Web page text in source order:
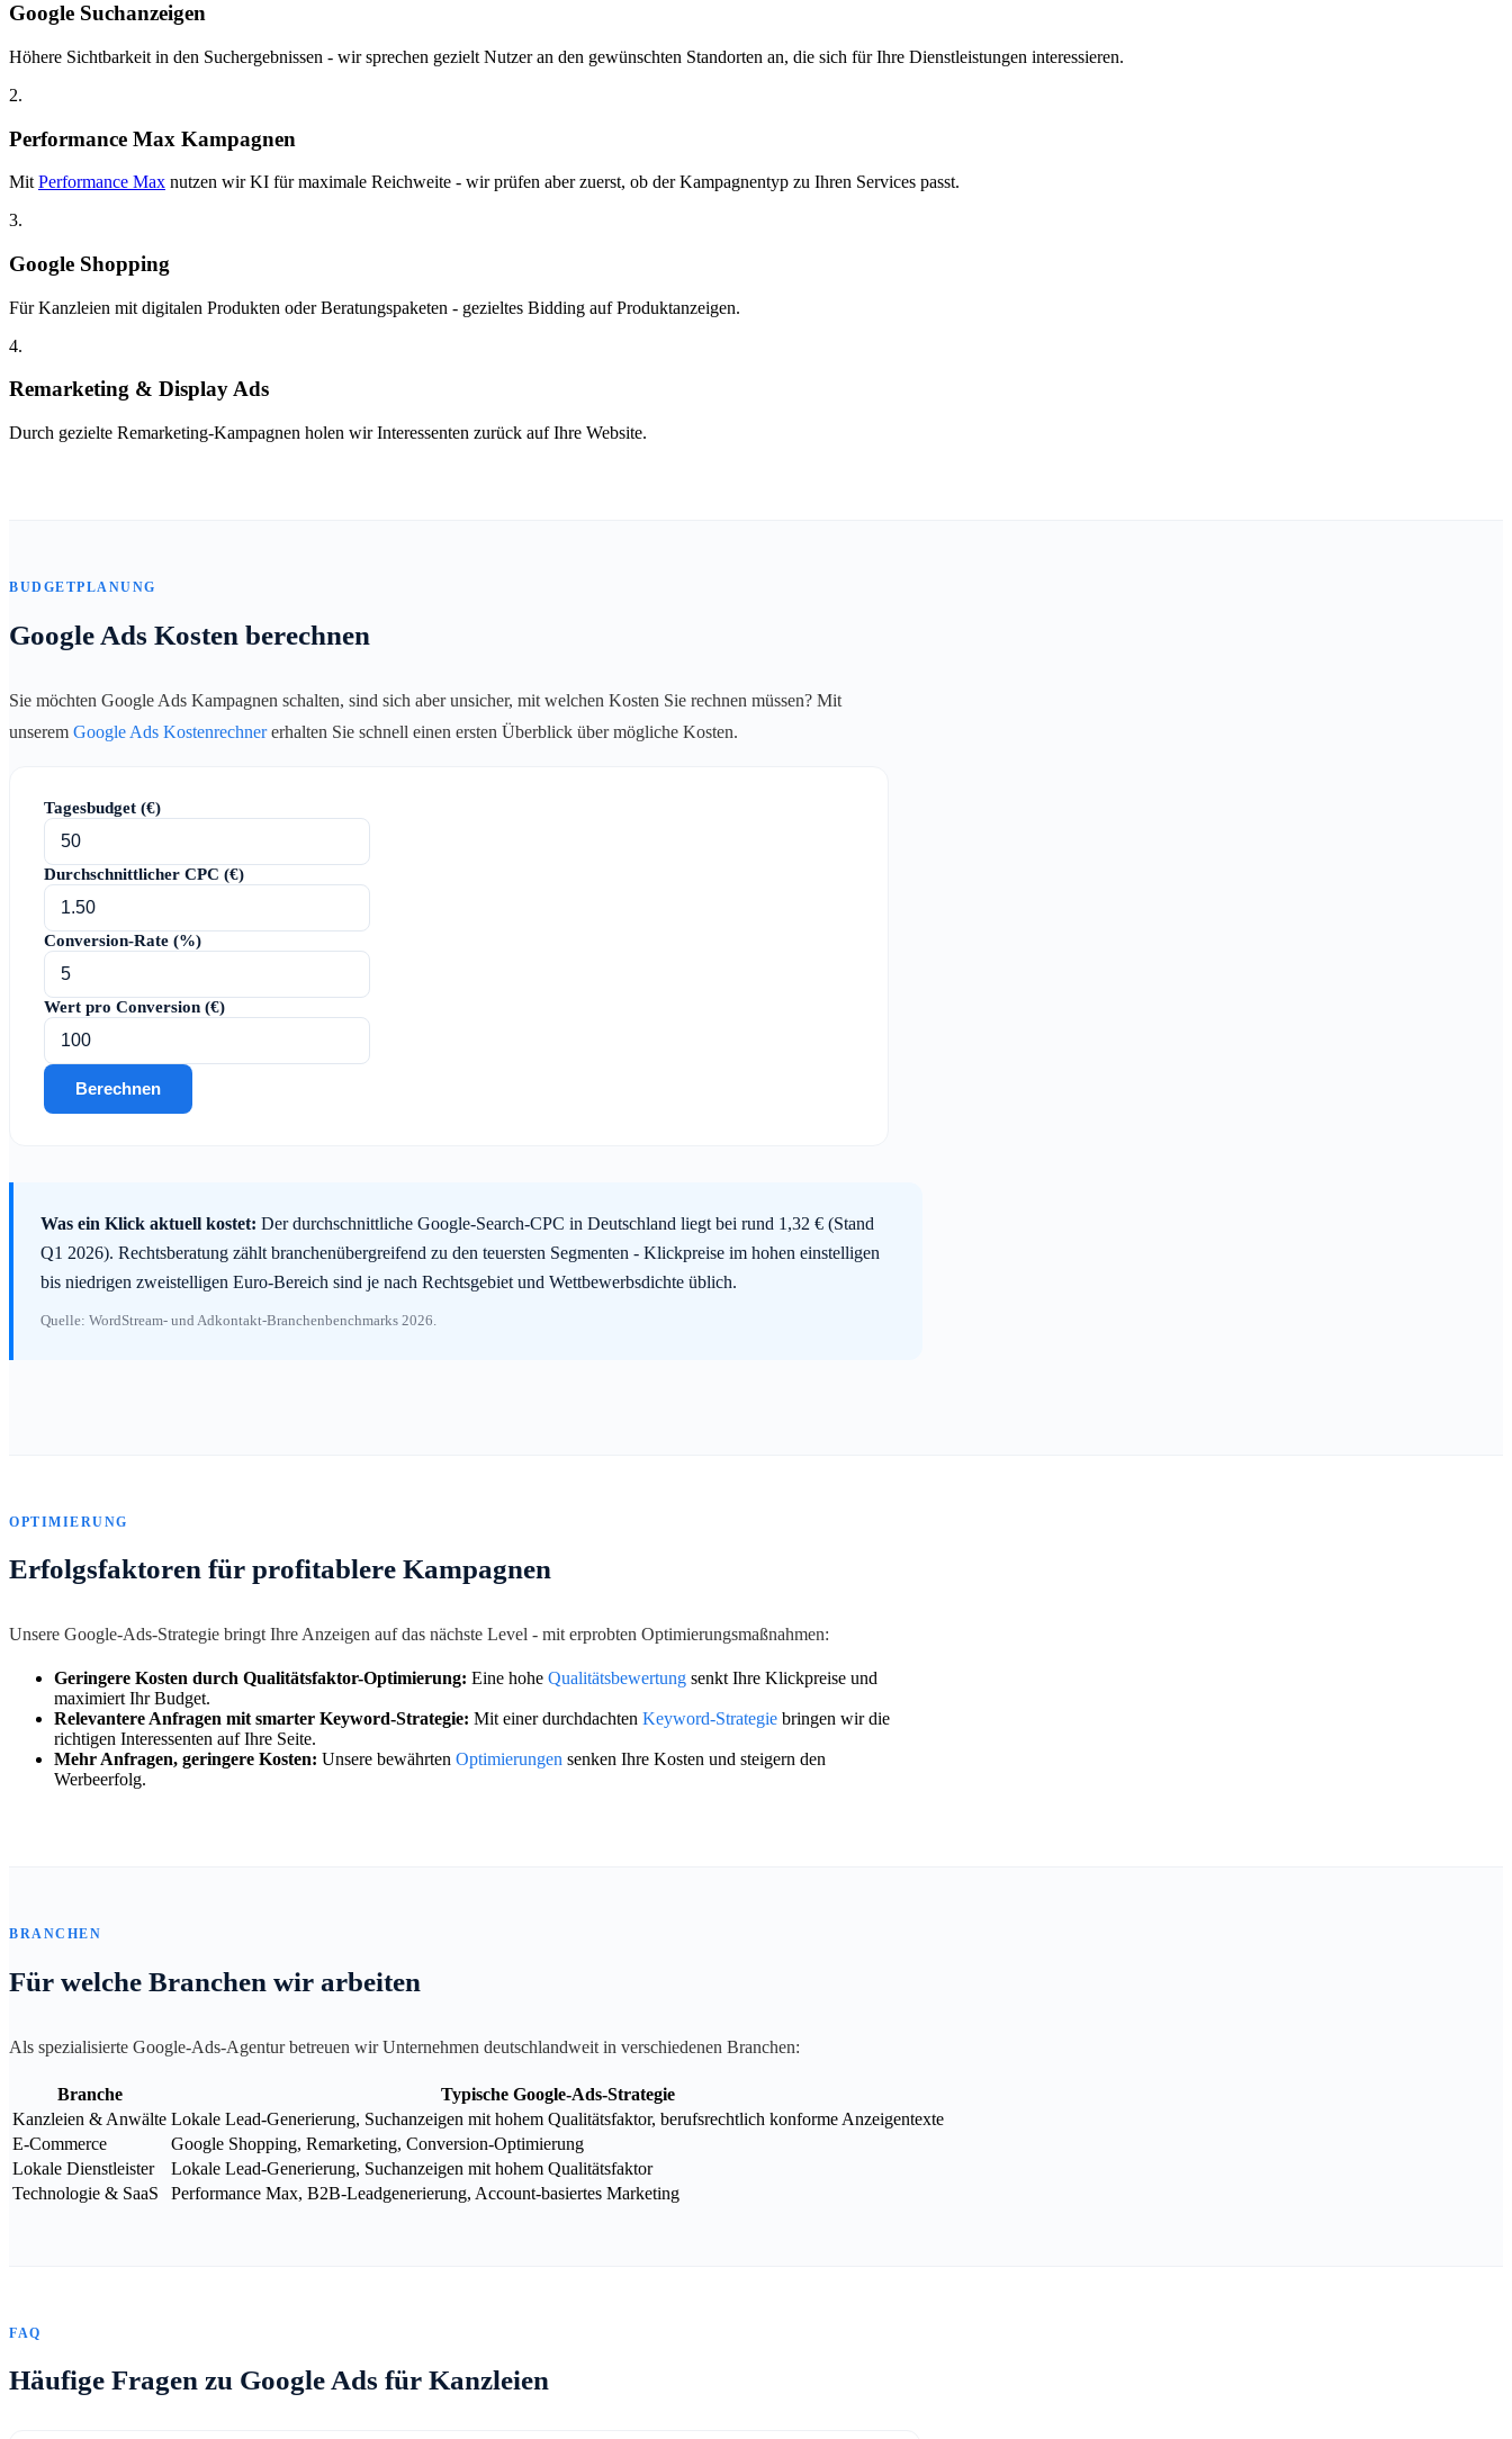
Google Suchanzeigen
Höhere Sichtbarkeit in den Suchergebnissen - wir sprechen gezielt Nutzer an den gewünschten Standorten an, die sich für Ihre Dienstleistungen interessieren.
2.
Performance Max Kampagnen
Mit Performance Max nutzen wir KI für maximale Reichweite - wir prüfen aber zuerst, ob der Kampagnentyp zu Ihren Services passt.
3.
Google Shopping
Für Kanzleien mit digitalen Produkten oder Beratungspaketen - gezieltes Bidding auf Produktanzeigen.
4.
Remarketing & Display Ads
Durch gezielte Remarketing-Kampagnen holen wir Interessenten zurück auf Ihre Website.
BUDGETPLANUNG
Google Ads Kosten berechnen
Sie möchten Google Ads Kampagnen schalten, sind sich aber unsicher, mit welchen Kosten Sie rechnen müssen? Mit
unserem Google Ads Kostenrechnererhalten Sie schnell einen ersten Überblick über mögliche Kosten.
Tagesbudget (€)
Durchschnittlicher CPC (€)
Conversion-Rate (%)
Wert pro Conversion (€)
Berechnen
Was ein Klick aktuell kostet: Der durchschnittliche Google-Search-CPC in Deutschland liegt bei rund 1,32 € (Stand
Q1 2026). Rechtsberatung zählt branchenübergreifend zu den teuersten Segmenten - Klickpreise im hohen einstelligen
bis niedrigen zweistelligen Euro-Bereich sind je nach Rechtsgebiet und Wettbewerbsdichte üblich.
Quelle: WordStream- und Adkontakt-Branchenbenchmarks 2026.
OPTIMIERUNG
Erfolgsfaktoren für profitablere Kampagnen
Unsere Google-Ads-Strategie bringt Ihre Anzeigen auf das nächste Level - mit erprobten Optimierungsmaßnahmen:
Geringere Kosten durch Qualitätsfaktor-Optimierung: Eine hohe Qualitätsbewertung senkt Ihre Klickpreise und
maximiert Ihr Budget.
Relevantere Anfragen mit smarter Keyword-Strategie: Mit einer durchdachten Keyword-Strategie bringen wir die
richtigen Interessenten auf Ihre Seite.
Mehr Anfragen, geringere Kosten: Unsere bewährten Optimierungen senken Ihre Kosten und steigern den
Werbeerfolg.
BRANCHEN
Für welche Branchen wir arbeiten
Als spezialisierte Google-Ads-Agentur betreuen wir Unternehmen deutschlandweit in verschiedenen Branchen:
Branche
Typische Google-Ads-Strategie
Kanzleien & Anwälte Lokale Lead-Generierung, Suchanzeigen mit hohem Qualitätsfaktor, berufsrechtlich konforme Anzeigentexte
E-Commerce
Google Shopping, Remarketing, Conversion-Optimierung
Lokale Dienstleister
Lokale Lead-Generierung, Suchanzeigen mit hohem Qualitätsfaktor
Technologie & SaaS
Performance Max, B2B-Leadgenerierung, Account-basiertes Marketing
FAQ
Häufige Fragen zu Google Ads für Kanzleien